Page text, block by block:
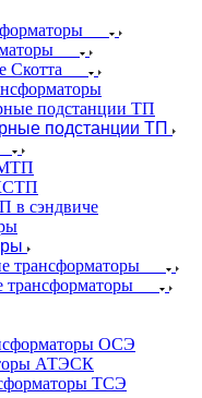
Скотта
подстанции ТП
в сэндвиче
трансформаторы
ОСЭ
АТЭСК
ТСЭ